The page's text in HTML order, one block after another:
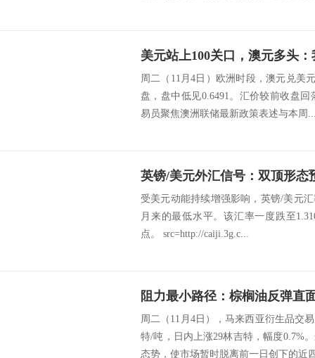
美元站上100关口，澳元多头
周二（11月4日）欧洲时段，澳元兑美
盘，盘中低见0.6491。汇价较前收盘
易员聚焦澳洲联储最新政策表述与本周
英镑/美元外汇信号：双顶形态
受美元动能持续增强影响，英镑/美元
月来的最低水平。该汇率一度跌至
点。 src=http://caiji.3g.c...
阻力最小路径：棕榈油反弹直
周二（11月4日），马来西亚衍生品交
特/吨，日内上涨29林吉特，幅度0.7%
态势，使市场暂时脱离前一日创下的近